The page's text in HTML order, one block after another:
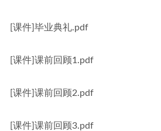
[课件]毕业典礼.pdf
[课件]课前回顾1.pdf
[课件]课前回顾2.pdf
[课件]课前回顾3.pdf